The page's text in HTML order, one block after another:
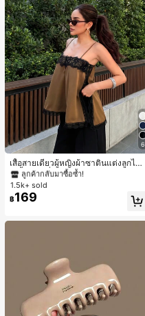
6
เสื้อสายเดี่ยวผู้หญิงผ้าซาตินแต่งลูกไม้
- เสื้อสายเดี่ยวฤดูร้อนสีคากีมีรอยผ่าด้า
นข้างที่น่าดึงดูดแบบสบายๆ
#1 ขายดี
ใน สีกากี เสื้อสตรี เสื้อเบลาส์ & Tee
ลูกค้ากลับมาซื้อซ้ำ!
#1 ขายดี
ใน สีกากี เสื้อสตรี เสื้อเบลาส์ & Tee
ลูกค้ากลับมาซื้อซ้ำ!
#1 ขายดี
ใน สีกากี เสื้อสตรี เสื้อเบลาส์ & Tee
ลูกค้ากลับมาซื้อซ้ำ!
#1 ขายดี
ลูกค้ากลับมาซื้อซ้ำ!
1.5k+ sold
฿169